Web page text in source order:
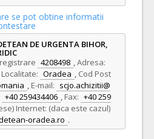
se pot obtine informatii
DE URGENTA BIHOR,
4208498 ,Adresa:
Localitate: Oradea , Cod Post
, E-mail: scjo.achizitii@
+40 259434406 , Fax: +40 259
Internet: (daca este cazul)
oradea.ro .